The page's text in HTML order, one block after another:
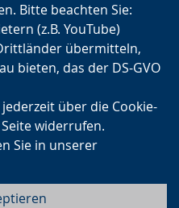
Bitte beachten Sie:
(z.B. YouTube)
übermitteln,
bieten, das der DS-GVO
über die Cookie-
widerrufen.
Sie in unserer